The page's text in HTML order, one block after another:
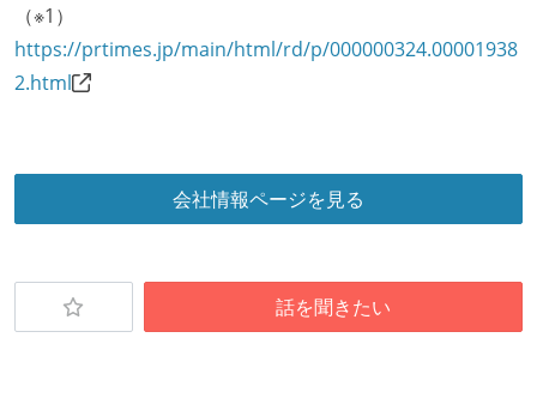
適性検査がある（SPIなど）
技術面接がある（既存コードのレビュー、DB・アーキ
テクチャ設計の口頭試問など）
職業安定法に対応する記載事項
【フレックスタイム制を適応している】
フレックスタイム制の所定労働時間：1日平均8時間相
当
（※1）
https://prtimes.jp/main/html/rd/p/000000324.00001938
2.html
会社情報ページを見る
話を聞きたい